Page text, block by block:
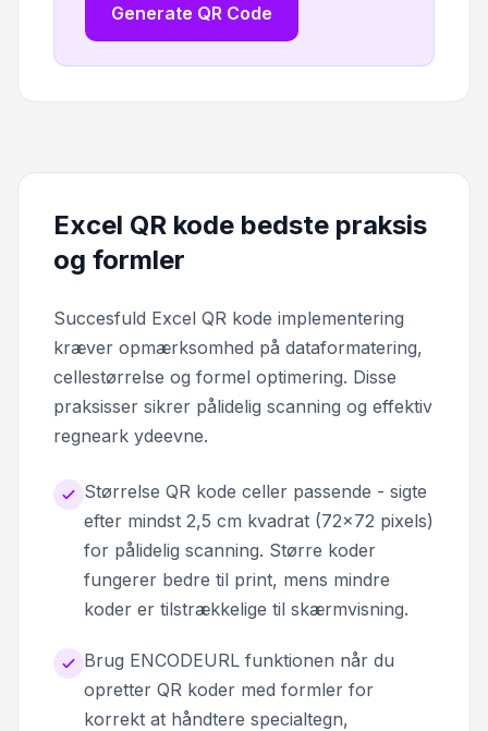
Generate QR Code
Excel QR kode bedste praksis
og formler
Succesfuld Excel QR kode implementering
kræver opmærksomhed på dataformatering,
cellestørrelse og formel optimering. Disse
praksisser sikrer pålidelig scanning og effektiv
regneark ydeevne.
Størrelse QR kode celler passende - sigte
efter mindst 2,5 cm kvadrat (72x72 pixels)
for pålidelig scanning. Større koder
fungerer bedre til print, mens mindre
koder er tilstrækkelige til skærmvisning.
Brug ENCODEURL funktionen når du
opretter QR koder med formler for
korrekt at håndtere specialtegn,